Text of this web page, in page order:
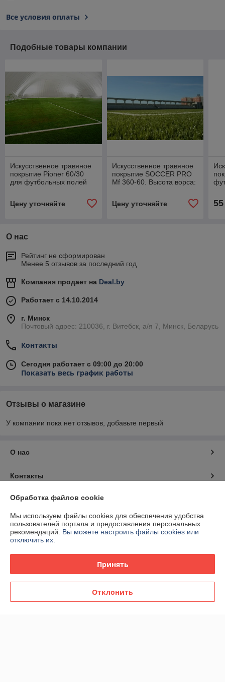
Все условия оплаты
Подобные товары компании
Искусственное травяное
покрытие Pioner 60/30
для футбольных полей
Цену уточняйте
Искусственное травяное
покрытие SOCCER PRO
Mf 360-60. Высота ворса:
Цену уточняйте
55
О нас
Рейтинг не сформирован
Менее 5 отзывов за последний год
Компания продает на Deal.by
Работает с 14.10.2014
г. Минск
Почтовый адрес: 210036, г. Витебск, а/я 7, Минск, Беларусь
Контакты
Сегодня работает с 09:00 до 20:00
Показать весь график работы
Отзывы о магазине
У компании пока нет отзывов, добавьте первый
О нас
Контакты
Доставка и оплата
График работы
Политика обработки cookies
Сайт создан на платформе Deal.by
Обработка файлов cookie
Мы используем файлы cookies для обеспечения удобства
пользователей портала и предоставления персональных
рекомендаций. Вы можете настроить файлы cookies или
отключить их.
Принять
Отклонить